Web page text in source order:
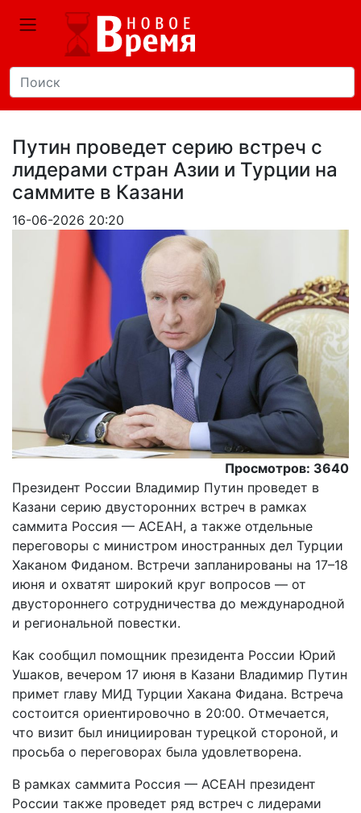
Путин проведет серию встреч с
лидерами стран Азии и Турции на
саммите в Казани
16-06-2026 20:20
Просмотров: 3640
Президент России Владимир Путин проведет в
Казани серию двусторонних встреч в рамках
саммита Россия — АСЕАН, а также отдельные
переговоры с министром иностранных дел Турции
Хаканом Фиданом. Встречи запланированы на 17–18
июня и охватят широкий круг вопросов — от
двустороннего сотрудничества до международной
и региональной повестки.
Как сообщил помощник президента России Юрий
Ушаков, вечером 17 июня в Казани Владимир Путин
примет главу МИД Турции Хакана Фидана. Встреча
состоится ориентировочно в 20:00. Отмечается,
что визит был инициирован турецкой стороной, и
просьба о переговорах была удовлетворена.
В рамках саммита Россия — АСЕАН президент
России также проведет ряд встреч с лидерами